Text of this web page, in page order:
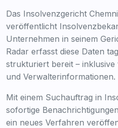
Das Insolvenzgericht
veröffentlicht
Unternehmen in seinem
Radar erfasst diese Daten
strukturiert bereit –
und Verwalterinformationen.
Mit einem Suchauftrag in
sofortige
ein neues Verfahren